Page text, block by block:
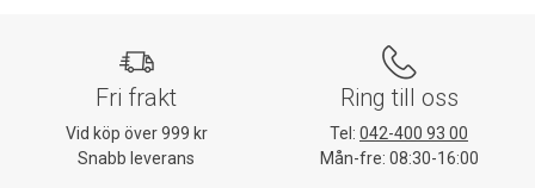
Fri frakt
Vid köp över 999 kr
Snabb leverans
Ring till oss
Tel: 042-400 93 00
Mån-fre: 08:30-16:00